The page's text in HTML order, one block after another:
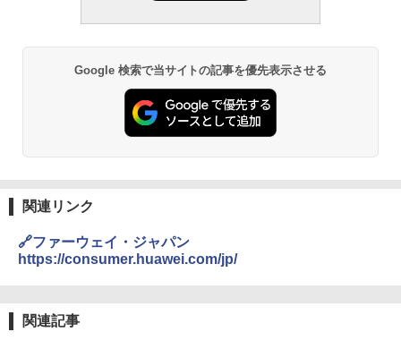
Google 検索で当サイトの記事を優先表示させる
関連リンク
🔗ファーウェイ・ジャパン
https://consumer.huawei.com/jp/
関連記事